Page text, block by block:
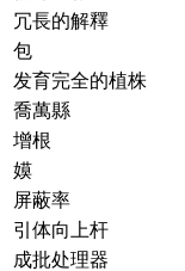
冗長的解釋
包
发育完全的植株
喬萬縣
增根
嫫
屏蔽率
引体向上杆
成批处理器